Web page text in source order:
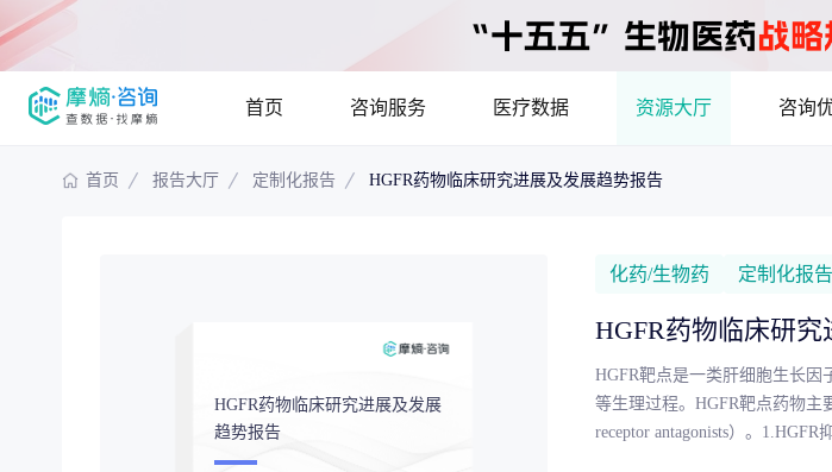
首页 咨询服务
提供疾病领域品种调研、品种立项等服务
分析市场现状，洞察行业趋势
药物市场潜力分析 产品定价策略
医疗数据 资源大厅 咨询
首页 报告大厅 定制化报告 HGFR药物临床研究进展及发展趋势报告
HGFR药物临床研究进展及发展
趋势报告
化药/生物药 定制化报告
HGFR药物临床研
HGFR靶点是一类肝细胞生长因
等生理过程。HGFR靶点药物主
receptor antagonists）。